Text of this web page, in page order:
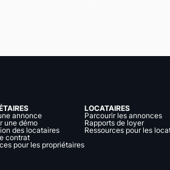
annonce
une démo
des locataires
contrat
pour les propriétaires
LOCATAIRES
Parcourir les annonces
Rapports de loyer
Ressources pour les